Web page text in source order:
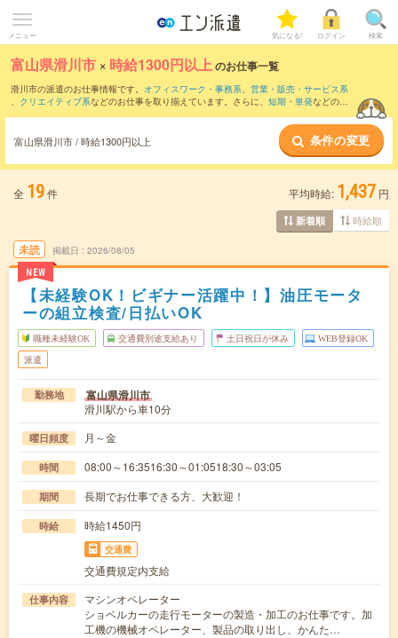
メニュー 気になる! ログイン 検索
富山県滑川市 × 時給1300円以上のお仕事一覧
滑川市の派遣のお仕事情報です。 オフィスワーク・事務系、 営業・販売・サービス系
、 クリエイティブ系などのお仕事を取り揃えています。さらに、 短期 ・ 単発などの期
富山県滑川市 / 時給1300円以上 条件の変更
全 19件 平均時給: 1,437 円
新着順 時給順
未読
NEW
掲載日 2026/08/05
【未経験OK！ビギナー活躍中！】油圧モータ
ーの組立検査/日払いOK
職種未経験OK 交通費別途支給あり 土日祝日が休み WEB登録OK
派遣
勤務地 富山県滑川市
滑川駅から車10分
曜日頻度 月～金
時間 08:00～16:3516:30～01:0518:30～03:05
期間 長期でお仕事できる方、大歓迎！
時給 時給1450円
交通費
交通費規定内支給
仕事内容
マシンオペレーター
ショベルカーの走行モーターの製造・加工のお仕事です。加
工機の機械オペレーター、製品の取り出し、かんた…